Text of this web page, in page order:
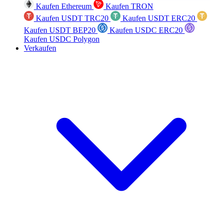
Kaufen Ethereum
Kaufen TRON
Kaufen USDT TRC20
Kaufen USDT ERC20
Kaufen USDT BEP20
Kaufen USDC ERC20
Kaufen USDC Polygon
Verkaufen